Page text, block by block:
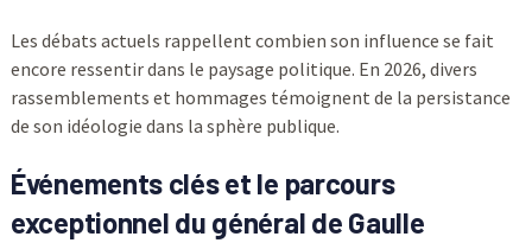
Les débats actuels rappellent combien son influence se fait
encore ressentir dans le paysage politique. En 2026, divers
rassemblements et hommages témoignent de la persistance
de son idéologie dans la sphère publique.
Événements clés et le parcours
exceptionnel du général de Gaulle